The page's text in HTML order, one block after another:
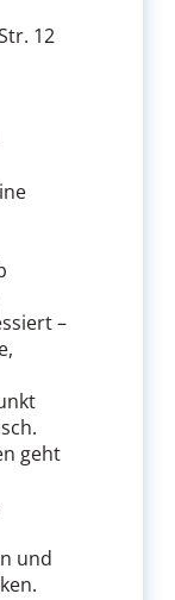
12
–
geht
und